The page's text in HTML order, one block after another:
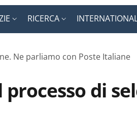
RICERCA
Ne parliamo con Poste Italiane
di